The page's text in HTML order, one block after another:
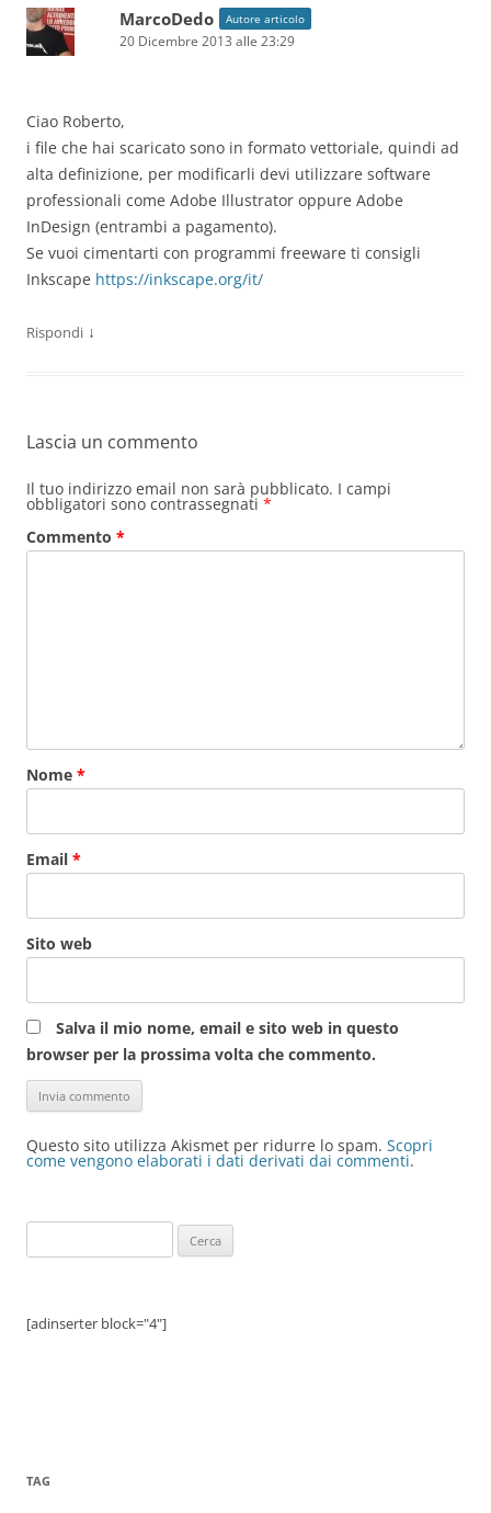
MarcoDedo Autore articolo
20 Dicembre 2013 alle 23:29
Ciao Roberto,
i file che hai scaricato sono in formato vettoriale, quindi ad
alta definizione, per modificarli devi utilizzare software
professionali come Adobe Illustrator oppure Adobe
InDesign (entrambi a pagamento).
Se vuoi cimentarti con programmi freeware ti consigli
Inkscape https://inkscape.org/it/
Rispondi ↓
Lascia un commento
Il tuo indirizzo email non sarà pubblicato. I campi
obbligatori sono contrassegnati *
Commento *
Nome *
Email *
Sito web
Salva il mio nome, email e sito web in questo
browser per la prossima volta che commento.
Questo sito utilizza Akismet per ridurre lo spam. Scopri
come vengono elaborati i dati derivati dai commenti.
per:
[adinserter block="4"]
TAG